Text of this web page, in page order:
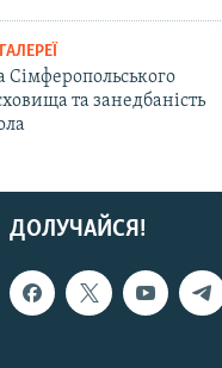
Сімферопольського
та занедбаність
ДОЛУЧАЙСЯ!